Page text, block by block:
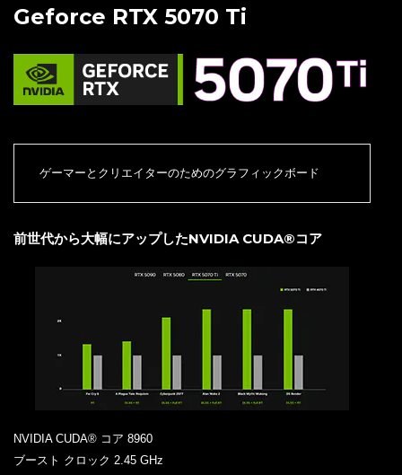
Geforce RTX 5070 Ti
ゲーマーとクリエイターのためのグラフィックボード
前世代から大幅にアップしたNVIDIA CUDA®コア
NVIDIA CUDA® コア 8960
ブースト クロック 2.45 GHz